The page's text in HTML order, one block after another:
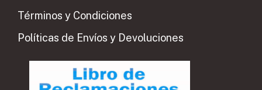
Términos y Condiciones
Políticas de Envíos y Devoluciones